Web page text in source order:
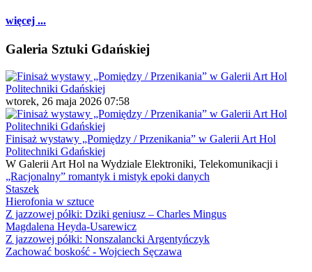
więcej ...
Galeria Sztuki Gdańskiej
wtorek, 26 maja 2026 07:58
Finisaż wystawy „Pomiędzy / Przenikania” w Galerii Art Hol
Politechniki Gdańskiej
W Galerii Art Hol na Wydziale Elektroniki, Telekomunikacji i
„Racjonalny” romantyk i mistyk epoki danych
Staszek
Hierofonia w sztuce
Z jazzowej półki: Dziki geniusz – Charles Mingus
Magdalena Heyda-Usarewicz
Z jazzowej półki: Nonszalancki Argentyńczyk
Zachować boskość - Wojciech Sęczawa